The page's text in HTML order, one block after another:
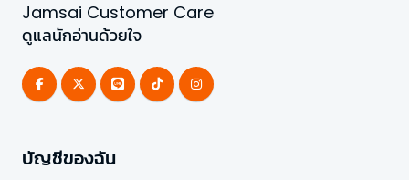
Jamsai Customer Care
ดูแลนักอ่านด้วยใจ
บัญชีของฉัน